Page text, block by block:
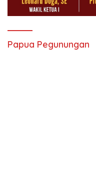
Papua Pegunungan